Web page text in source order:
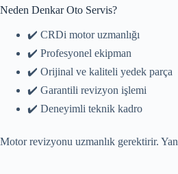
Neden Denkar Oto Servis?
✔️ CRDi motor uzmanlığı
✔️ Profesyonel ekipman
✔️ Orijinal ve kaliteli yedek parça
✔️ Garantili revizyon işlemi
✔️ Deneyimli teknik kadro
Motor revizyonu uzmanlık gerektirir.